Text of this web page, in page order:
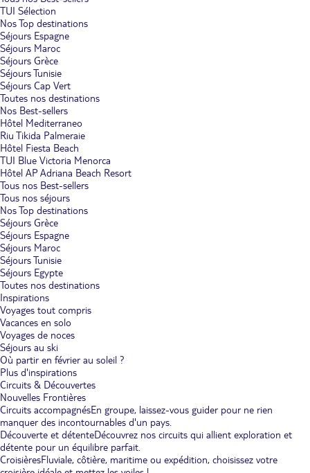
TUI Sélection
Nos Top destinations
Séjours Espagne
Séjours Maroc
Séjours Grèce
Séjours Tunisie
Séjours Cap Vert
Toutes nos destinations
Nos Best-sellers
Hôtel Mediterraneo
Riu Tikida Palmeraie
Hôtel Fiesta Beach
TUI Blue Victoria Menorca
Hôtel AP Adriana Beach Resort
Tous nos Best-sellers
Tous nos séjours
Nos Top destinations
Séjours Grèce
Séjours Espagne
Séjours Maroc
Séjours Tunisie
Séjours Egypte
Toutes nos destinations
Inspirations
Voyages tout compris
Vacances en solo
Voyages de noces
Séjours au ski
Où partir en février au soleil ?
Plus d'inspirations
Circuits & Découvertes
Nouvelles Frontières
Circuits accompagnésEn groupe, laissez-vous guider pour ne rien
manquer des incontournables d'un pays.
Découverte et détenteDécouvrez nos circuits qui allient exploration et
détente pour un équilibre parfait.
CroisièresFluviale, côtière, maritime ou expédition, choisissez votre